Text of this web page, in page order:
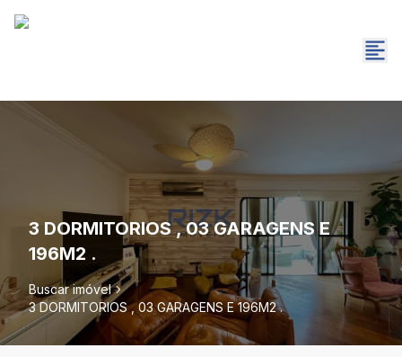
3 DORMITORIOS , 03 GARAGENS E
196M2 .
Buscar imóvel
3 DORMITORIOS , 03 GARAGENS E 196M2 .